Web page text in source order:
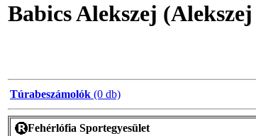
Babics Alekszej
Túrabeszámolók (0 db)
Fehérlófia Sportegyesület